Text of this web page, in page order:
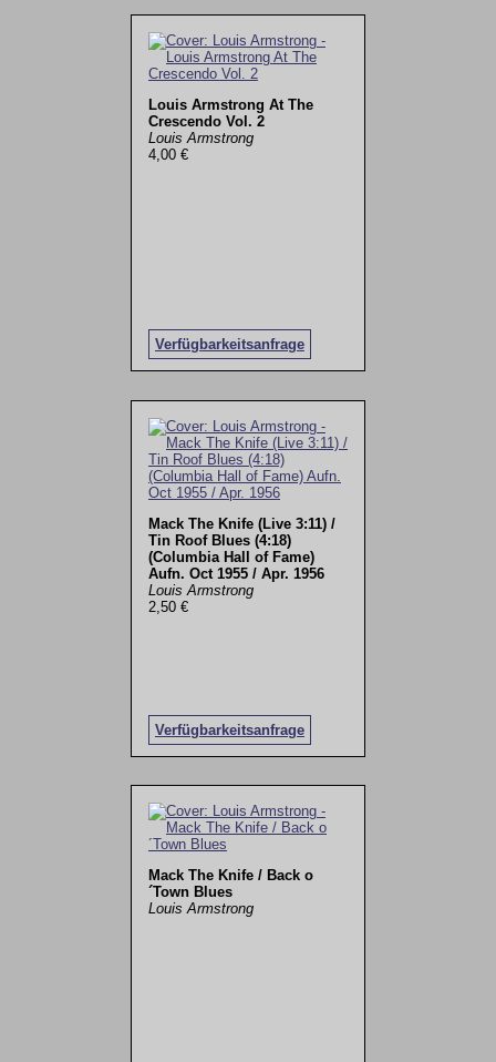
Louis Armstrong At The
Crescendo Vol. 2
Louis Armstrong
4,00 €
Verfügbarkeitsanfrage
Mack The Knife (Live 3:11) /
Tin Roof Blues (4:18)
(Columbia Hall of Fame)
Aufn. Oct 1955 / Apr. 1956
Louis Armstrong
2,50 €
Verfügbarkeitsanfrage
Mack The Knife / Back o
´Town Blues
Louis Armstrong